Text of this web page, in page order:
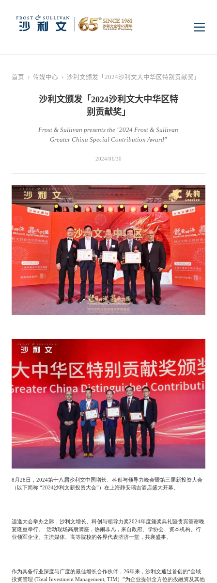
市场动态
消费电子
双碳新能源 医疗与生命科学
餐饮与新零售 半导体与芯片
智能家居 汽车与出行
公共服务 食品与饮料
地产与物业 矿业冶炼
大数据与人工智能
物流与供应链 建筑科技与装饰装潢
特种新材料 文化娱乐
基础设施建设 环保节能科技
教育与培训 航运及港口
资本市场顾问服务
企业咨询服务
传媒中心
公司动态
媒体报道
媒体服务
活动
关于我们
公司介绍
表现与影响
战略合作伙伴
专家委员会
加入我们
中
EN
首页 › 传媒中心 › 沙利文颁发「2024沙利文大中华区特别贡献奖」
沙利文颁发「2024沙利文大中华区特
别贡献奖」
Frost & Sullivan presents the "2024 Frost & Sullivan
Greater China Special Contribution Award"
2024/01/30
8 月28日， 2024第十八届沙利文中国增长、科创与领导力峰会暨第三届新投资大会
（以下简称 “2024沙利文新投资大会”）在上海静安瑞吉酒店盛大开幕。
适逢大会举办之际，沙利文增长、科创与领导力奖2024年度颁奖典礼暨贵宾答谢晚
宴隆重举行。
活动现场高朋满座，热闹非凡，来自政府、学协会、资本机构、行
业领军企业、主流媒体、高等院校的各界代表济济一堂，共襄盛事。
作为具备行业深度与广度的最佳增长合作伙伴， 26年来，沙利文通过首创的“全域
投资管理 (Total Investment Management, TIM）”为企业提供全方位的投融资及其他